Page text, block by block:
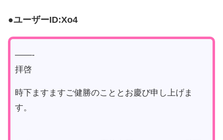
●ユーザーID:Xo4
——-
拝啓
時下ますますご健勝のこととお慶び申し上げま
す。